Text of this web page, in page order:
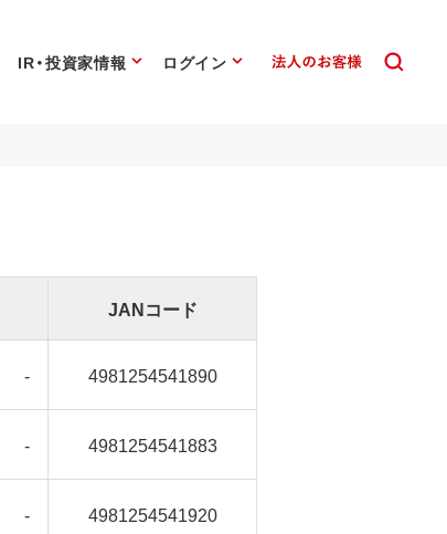
IR・投資家情報 ログイン
JANコード
- 4981254541890
- 4981254541883
- 4981254541920